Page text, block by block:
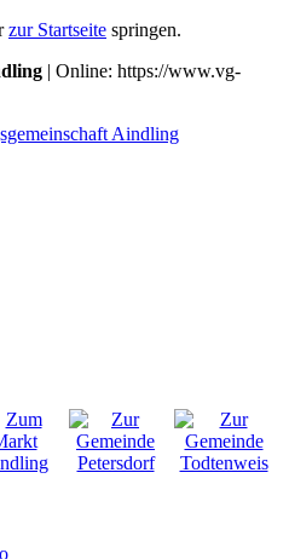
zur Startseite springen.
| Online: https://www.vg-